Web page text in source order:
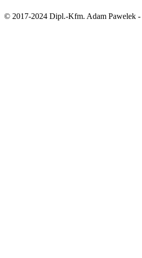
© 2017-2024 Dipl.-Kfm. Adam Pawelek -